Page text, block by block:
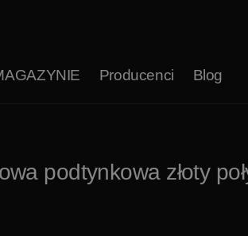
Producenci Blog
podtynkowa złoty